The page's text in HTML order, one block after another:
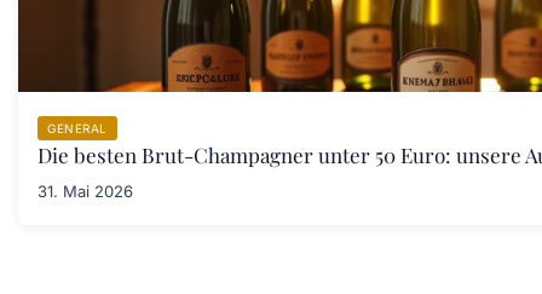
GENERAL
Die besten Brut-Champagner unter 50 Euro: unsere
31. Mai 2026